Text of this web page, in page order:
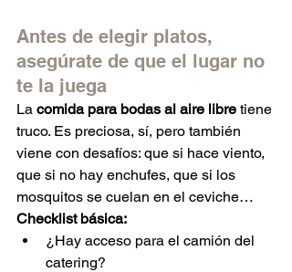
Antes de elegir platos,
asegúrate de que el lugar no
te la juega
La comida para bodas al aire libre tiene
truco. Es preciosa, sí, pero también
viene con desafíos: que si hace viento,
que si no hay enchufes, que si los
mosquitos se cuelan en el ceviche…
Checklist básica:
¿Hay acceso para el camión del
catering?